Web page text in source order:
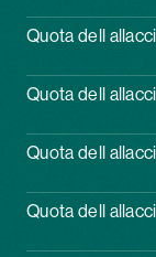
Quota dell
Quota dell
Quota dell
Quota dell